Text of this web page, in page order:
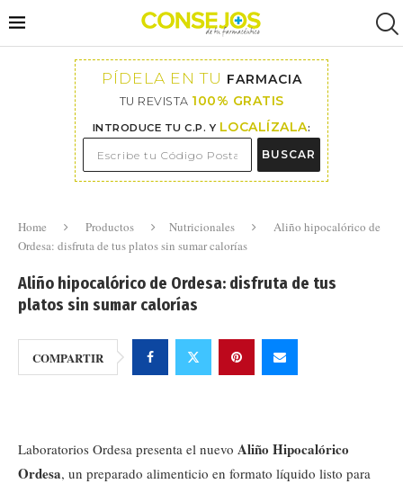
PÍDELA EN TU FARMACIA
TU REVISTA 100% GRATIS
INTRODUCE TU C.P. Y LOCALÍZALA:
BUSCAR
Home Productos Nutricionales
Aliño hipocalórico de
Ordesa: disfruta de tus platos sin sumar calorías
Aliño hipocalórico de Ordesa: disfruta de tus
platos sin sumar calorías
COMPARTIR
Laboratorios Ordesa presenta el nuevo Aliño Hipocalórico
Ordesa, un preparado alimenticio en formato líquido listo para